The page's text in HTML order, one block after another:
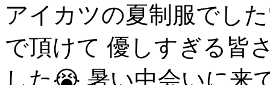
アイカツの夏制服でし
で頂けて 優しすぎる皆
した😭 暑い中会いに来